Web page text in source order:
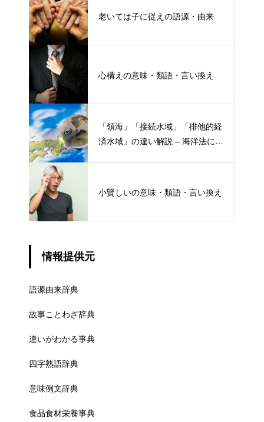
老いては子に従えの語源・由来
心構えの意味・類語・言い換え
「領海」「接続水域」「排他的経
済水域」の違い解説 – 海洋法にお
小賢しいの意味・類語・言い換え
情報提供元
語源由来辞典
故事ことわざ辞典
違いがわかる事典
四字熟語辞典
意味例文辞典
食品食材栄養事典